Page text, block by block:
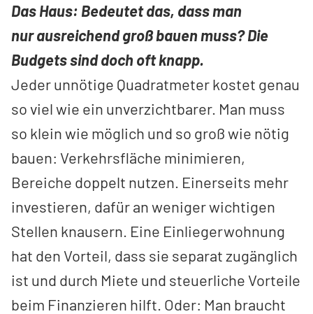
Das Haus: Bedeutet das, dass man
nur ausreichend groß bauen muss? Die
Budgets sind doch oft knapp.
Jeder unnötige Quadratmeter kostet genau
so viel wie ein unverzichtbarer. Man muss
so klein wie möglich und so groß wie nötig
bauen: Verkehrsfläche minimieren,
Bereiche doppelt nutzen. Einerseits mehr
investieren, dafür an weniger wichtigen
Stellen knausern. Eine Einliegerwohnung
hat den Vorteil, dass sie separat zugänglich
ist und durch Miete und steuerliche Vorteile
beim Finanzieren hilft. Oder: Man braucht